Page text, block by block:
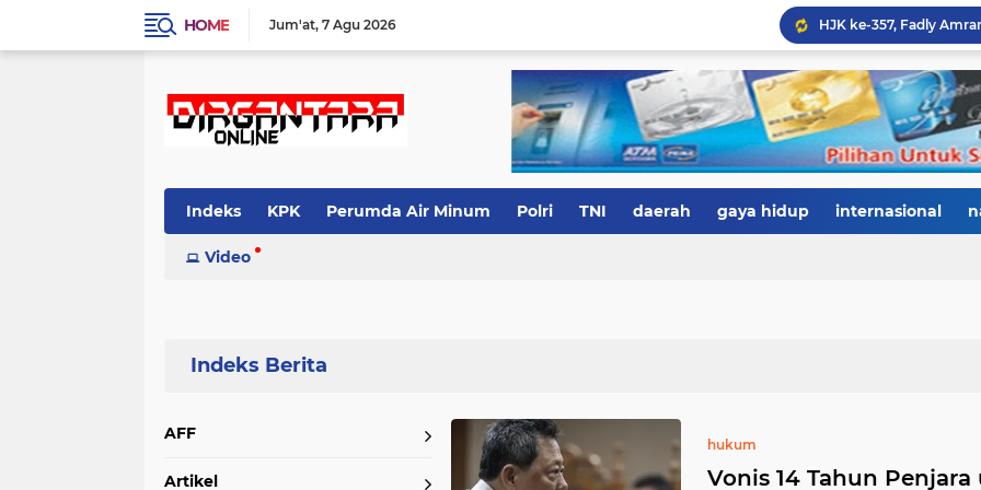
HOME Jum'at 7 Agu 2026
Indeks KPK Perumda Air Minum Polri TNI daerah gaya hidup internasional
Video
AFF
Artikel
hukum
Vonis 14 Tahun